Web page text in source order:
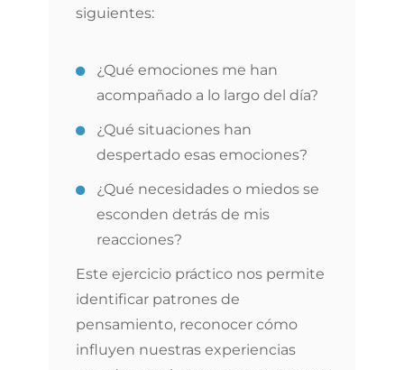
siguientes:
¿Qué emociones me han
acompañado a lo largo del día?
¿Qué situaciones han
despertado esas emociones?
¿Qué necesidades o miedos se
esconden detrás de mis
reacciones?
Este ejercicio práctico nos permite
identificar patrones de
pensamiento, reconocer cómo
influyen nuestras experiencias